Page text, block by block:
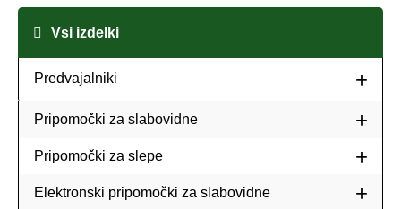
Vsi izdelki
Predvajalniki
Pripomočki za slabovidne
Pripomočki za slepe
Elektronski pripomočki za slabovidne